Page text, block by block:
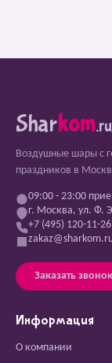
Sharkom.ru
Воздушные шары с
праздников в
09:00 - 23:00
г. Москва, ул. Ф.
+7 (495) 120-11-26
Заказать звонок
Информация
О компании